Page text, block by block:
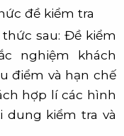
đề kiểm tra
sau: Đề kiểm
nghiệm khách
điểm và hạn chế
hợp lí các hình
dung kiểm tra và